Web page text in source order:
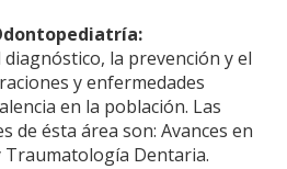
la prevención y el
y enfermedades
en la población. Las
de ésta área son: Avances en
Dentaria.